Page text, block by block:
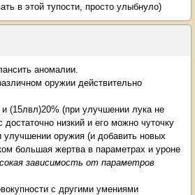
в этой тупости, просто улыбнуло)
аномалии.
оружии действительно
(15лвл)20% (при улучшении лука не
низкий и его можно чуточку
улучшении оружия (и добавить новых
большая жертва в параметрах и уроне
зависимость от параметров
с другими умениями